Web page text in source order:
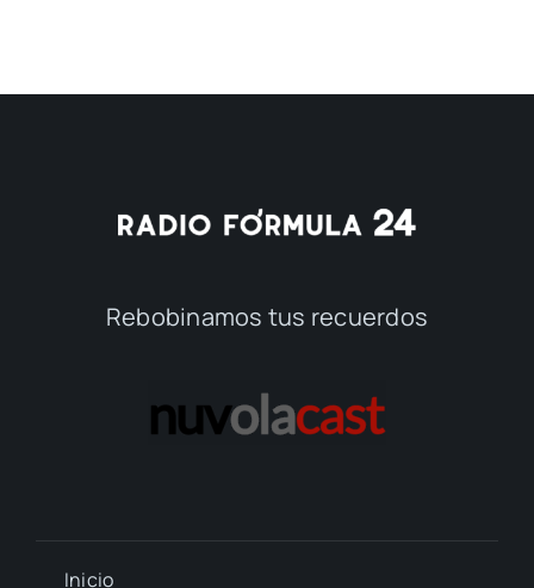
Rebobinamos tus recuerdos
Inicio